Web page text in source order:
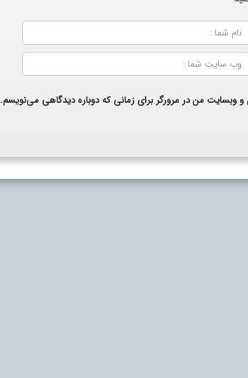
و وبسایت من در مرورگر برای زمانی که دوباره دیدگاهی می‌نویسم.